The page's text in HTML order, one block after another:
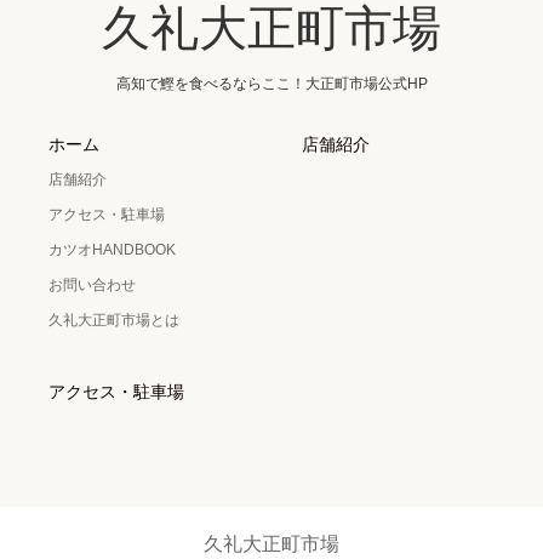
久礼大正町市場
高知で鰹を食べるならここ！大正町市場公式HP
ホーム
店舗紹介
アクセス・駐車場
カツオHANDBOOK
お問い合わせ
久礼大正町市場とは
店舗紹介
アクセス・駐車場
久礼大正町市場